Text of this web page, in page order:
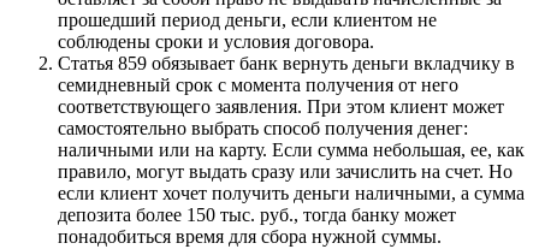
прошедший период деньги, если клиентом не
соблюдены сроки и условия договора.
Статья 859 обязывает банк вернуть деньги вкладчику в
семидневный срок с момента получения от него
соответствующего заявления. При этом клиент может
самостоятельно выбрать способ получения денег:
наличными или на карту. Если сумма небольшая, ее, как
правило, могут выдать сразу или зачислить на счет. Но
если клиент хочет получить деньги наличными, а сумма
депозита более 150 тыс. руб., тогда банку может
понадобиться время для сбора нужной суммы.